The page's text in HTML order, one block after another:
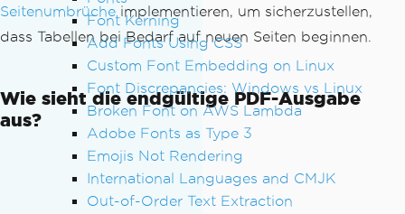
Font Kerning
Add Fonts Using CSS
Custom Font Embedding on Linux
Font Discrepancies: Windows vs Linux
Broken Font on AWS Lambda
Adobe Fonts as Type 3
Emojis Not Rendering
International Languages and CMJK
Out-of-Order Text Extraction
Seitenumbrücheimplementieren, um sicherzustellen,
dass Tabellen bei Bedarf auf neuen Seiten beginnen.
Wie sieht die endgültige PDF-Ausgabe
aus?